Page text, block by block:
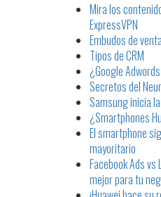
Mira los
ExpressVPN
Embudos de venta
Tipos de CRM
¿Google
Secretos del
Samsung inicia
¿Smartphones
El smartphone
mayoritario
Facebook Ads
mejor para tu